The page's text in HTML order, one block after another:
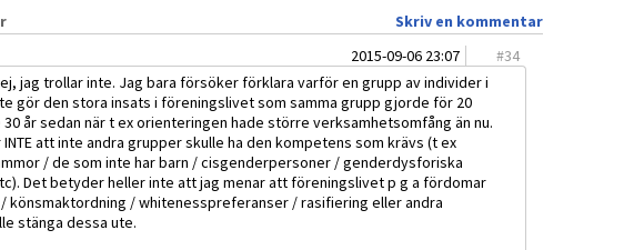
Skriv en kommentar
2015-09-06 23:07 #34
jag trollar inte. Jag bara försöker förklara varför en grupp av individer i
gör den stora insats i föreningslivet som samma grupp gjorde för 20
år sedan när t ex orienteringen hade större verksamhetsomfång än nu.
att inte andra grupper skulle ha den kompetens som krävs (t ex
/ de som inte har barn / cisgenderpersoner / genderdysforiska
Det betyder heller inte att jag menar att föreningslivet p g a fördomar
könsmaktordning / whitenesspreferanser / rasifiering eller andra
stänga dessa ute.